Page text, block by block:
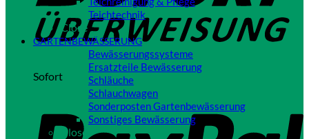
Sofort
Teichtechnik
Close
GARTENBEWÄSSERUNG
Bewässerungssysteme
Ersatzteile Bewässerung
Schläuche
Schlauchwagen
Sonderposten Gartenbewässerung
Sonstiges Bewässerung
Close